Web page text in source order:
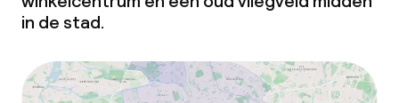
Dieetopties
Glutenvrije opties
in de stad.